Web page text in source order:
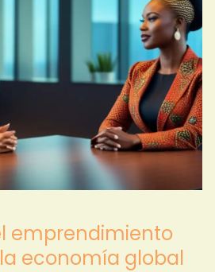
emprendimiento
economía global